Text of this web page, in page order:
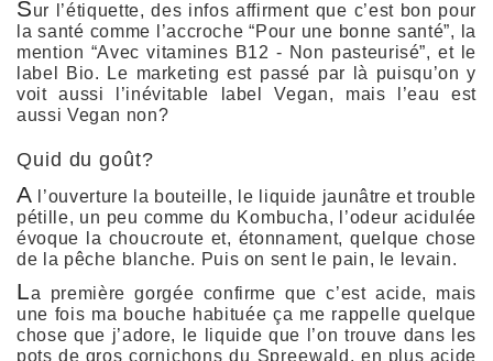
Sur l’étiquette, des infos affirment que c’est bon pour
la santé comme l’accroche “Pour une bonne santé”, la
mention “Avec vitamines B12 - Non pasteurisé”, et le
label Bio. Le marketing est passé par là puisqu’on y
voit aussi l’inévitable label Vegan, mais l’eau est
aussi Vegan non?
Quid du goût?
A l’ouverture la bouteille, le liquide jaunâtre et trouble
pétille, un peu comme du Kombucha, l’odeur acidulée
évoque la choucroute et, étonnament, quelque chose
de la pêche blanche. Puis on sent le pain, le levain.
La première gorgée confirme que c’est acide, mais
une fois ma bouche habituée ça me rappelle quelque
chose que j’adore, le liquide que l’on trouve dans les
pots de gros cornichons du Spreewald , en plus acide